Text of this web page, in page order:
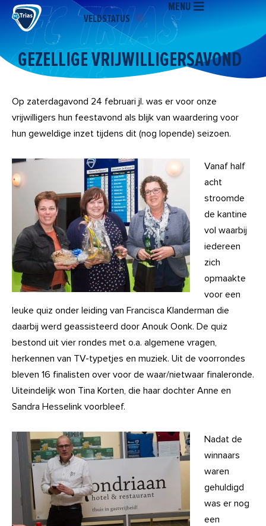
naar
inhoud
VELDSTATUS
MENU
GEZELLIGE VRIJWILLIGERSAVOND
Op zaterdagavond 24 februari jl. was er voor onze
vrijwilligers hun feestavond als blijk van waardering voor
hun geweldige inzet tijdens dit (nog lopende) seizoen.
Vanaf half
acht
stroomde
de kantine
vol waarbij
iedereen
zich
opmaakte
voor een
leuke quiz onder leiding van Francisca Klanderman die
daarbij werd geassisteerd door Anouk Oonk. De quiz
bestond uit vier rondes met o.a. algemene vragen,
herkennen van TV-typetjes en muziek. Uit de voorrondes
bleven 16 finalisten over voor de waar/nietwaar finaleronde.
Uiteindelijk won Tina Korten, die haar dochter Anne en
Sandra Hesselink voorbleef.
Nadat de
winnaars
waren
gehuldigd
was er nog
een